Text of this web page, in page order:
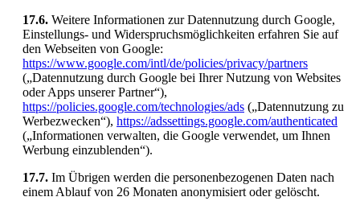
17.6. Weitere Informationen zur Datennutzung durch Google,
Einstellungs- und Widerspruchsmöglichkeiten erfahren Sie auf
den Webseiten von Google:
https://www.google.com/intl/de/policies/privacy/partners
(„Datennutzung durch Google bei Ihrer Nutzung von Websites
oder Apps unserer Partner“),
https://policies.google.com/technologies/ads („Datennutzung zu
Werbezwecken“), https://adssettings.google.com/authenticated
(„Informationen verwalten, die Google verwendet, um Ihnen
Werbung einzublenden“).
17.7. Im Übrigen werden die personenbezogenen Daten nach
einem Ablauf von 26 Monaten anonymisiert oder gelöscht.